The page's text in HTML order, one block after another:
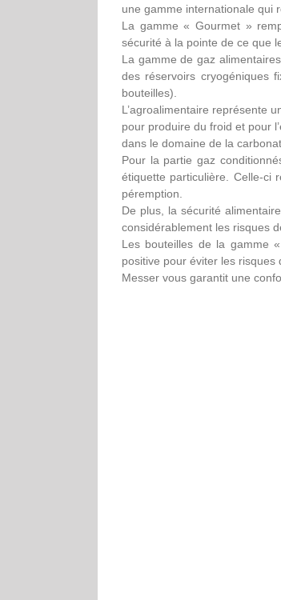
une gamme internationale qui
La gamme « Gourmet »
sécurité à la pointe de ce que
La gamme de gaz
des réservoirs cryogéniques
bouteilles).
L’agroalimentaire représente
pour produire du froid et pour
dans le domaine de la
Pour la partie gaz
étiquette particulière. Celle-ci
péremption.
De plus, la sécurité
considérablement les risques
Les bouteilles de la gamme
positive pour éviter les risques
Messer vous garantit une